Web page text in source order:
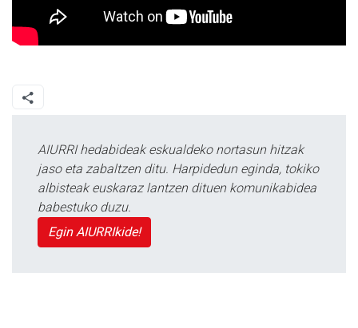
AIURRI hedabideak eskualdeko nortasun hitzak
jaso eta zabaltzen ditu. Harpidedun eginda, tokiko
albisteak euskaraz lantzen dituen komunikabidea
babestuko duzu.
Egin AIURRIkide!